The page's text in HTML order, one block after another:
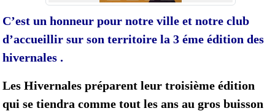
C’est un honneur pour notre ville et notre club
d’accueillir sur son territoire la 3 éme édition des
hivernales .
Les Hivernales préparent leur troisième édition
qui se tiendra comme tout les ans au gros buisson